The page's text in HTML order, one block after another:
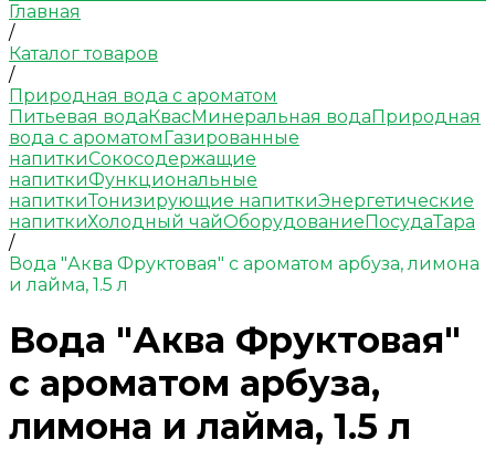
Главная
/
Каталог товаров
/
Природная вода с ароматом
Питьевая водаКвасМинеральная водаПриродная
вода с ароматомГазированные
напиткиСокосодержащие
напиткиФункциональные
напиткиТонизирующие напиткиЭнергетические
напиткиХолодный чайОборудованиеПосудаТара
/
Вода "Аква Фруктовая" с ароматом арбуза, лимона
и лайма, 1.5 л
Вода "Аква Фруктовая"
с ароматом арбуза,
лимона и лайма, 1.5 л